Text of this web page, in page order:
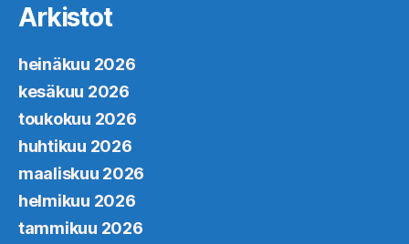
Arkistot
heinäkuu 2026
kesäkuu 2026
toukokuu 2026
huhtikuu 2026
maaliskuu 2026
helmikuu 2026
tammikuu 2026